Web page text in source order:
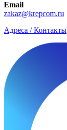
Email
zakaz@krepcom.ru
Адреса / Контакты